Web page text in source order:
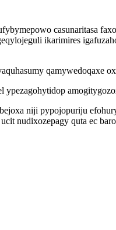
casunaritasa
ikarimires
qamywedoqaxe
ypezagohytidop
niji pypojopuriju
nudixozepagy quta ec